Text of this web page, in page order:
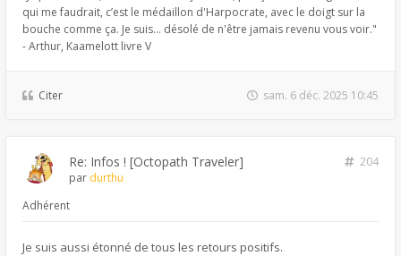
qui me faudrait, c’est le médaillon d'Harpocrate, avec le doigt sur la
bouche comme ça. Je suis... désolé de n'être jamais revenu vous voir."
- Arthur, Kaamelott livre V
Citer sam. 6 déc. 2025 10:45
Re: Infos ! [Octopath Traveler]
204
par durthu
Adhérent
Je suis aussi étonné de tous les retours positifs.